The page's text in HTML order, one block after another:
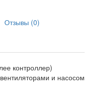
Отзывы (0)
контроллер)
и насосом